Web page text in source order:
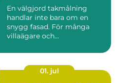
En välgjord takmålning
handlar inte bara om en
snygg fasad. För många
villaägare och
01. jul